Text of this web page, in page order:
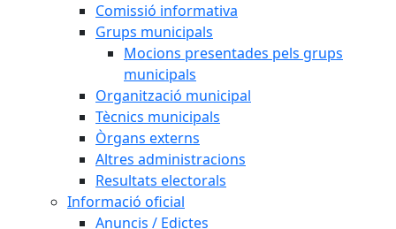
Comissió informativa
Grups municipals
Mocions presentades pels grups
municipals
Organització municipal
Tècnics municipals
Òrgans externs
Altres administracions
Resultats electorals
Informació oficial
Anuncis / Edictes